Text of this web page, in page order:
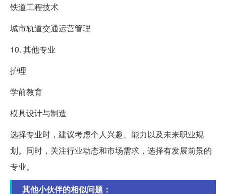
铁道工程技术
城市轨道交通运营管理
10. 其他专业
护理
学前教育
模具设计与制造
选择专业时，建议考虑个人兴趣、能力以及未来职业规
划。同时，关注行业动态和市场需求，选择有发展前景的
专业。
其他小伙伴的相似问题：